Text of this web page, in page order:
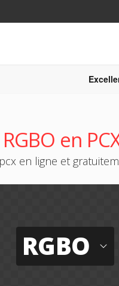
en
en ligne et
RGBO